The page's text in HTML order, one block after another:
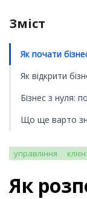
Зміст
Як почати
Як відкрити
Бізнес з нуля:
Що ще варто
управління
Як